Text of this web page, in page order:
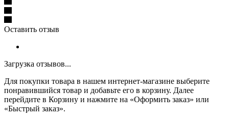
Оставить отзыв
Загрузка отзывов...
Для покупки товара в нашем интернет-магазине выберите
понравившийся товар и добавьте его в корзину. Далее
перейдите в Корзину и нажмите на «Оформить заказ» или
«Быстрый заказ».